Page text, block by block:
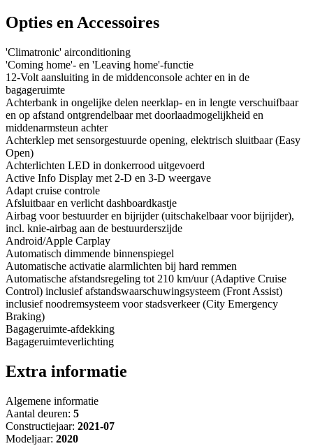
Opties en Accessoires
'Climatronic' airconditioning
'Coming home'- en 'Leaving home'-functie
12-Volt aansluiting in de middenconsole achter en in de
bagageruimte
Achterbank in ongelijke delen neerklap- en in lengte verschuifbaar
en op afstand ontgrendelbaar met doorlaadmogelijkheid en
middenarmsteun achter
Achterklep met sensorgestuurde opening, elektrisch sluitbaar (Easy
Open)
Achterlichten LED in donkerrood uitgevoerd
Active Info Display met 2-D en 3-D weergave
Adapt cruise controle
Afsluitbaar en verlicht dashboardkastje
Airbag voor bestuurder en bijrijder (uitschakelbaar voor bijrijder),
incl. knie-airbag aan de bestuurderszijde
Android/Apple Carplay
Automatisch dimmende binnenspiegel
Automatische activatie alarmlichten bij hard remmen
Automatische afstandsregeling tot 210 km/uur (Adaptive Cruise
Control) inclusief afstandswaarschuwingsysteem (Front Assist)
inclusief noodremsysteem voor stadsverkeer (City Emergency
Braking)
Bagageruimte-afdekking
Bagageruimteverlichting
Extra informatie
Algemene informatie
Aantal deuren: 5
Constructiejaar: 2021-07
Modeljaar: 2020